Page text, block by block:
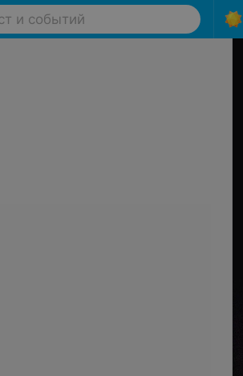
и событий